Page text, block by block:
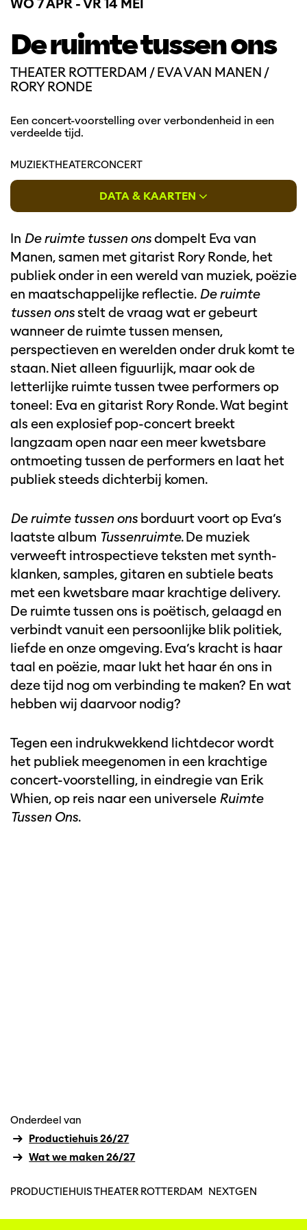
De ruimte tussen ons
THEATER ROTTERDAM / EVA VAN MANEN /
RORY RONDE
WO 7 APR - VR 14 MEI
Een concert-voorstelling over verbondenheid in een
verdeelde tijd.
MUZIEKTHEATERCONCERT
DATA & KAARTEN
In De ruimte tussen onsdompelt Eva van
Manen, samen met gitarist Rory Ronde, het
publiek onder in een wereld van muziek, poëzie
en maatschappelijke reflectie. De ruimte
tussen onsstelt de vraag wat er gebeurt
wanneer de ruimte tussen mensen,
perspectieven en werelden onder druk komt te
staan. Niet alleen figuurlijk, maar ook de
letterlijke ruimte tussen twee performers op
toneel: Eva en gitarist Rory Ronde. Wat begint
als een explosief pop-concert breekt
langzaam open naar een meer kwetsbare
ontmoeting tussen de performers en laat het
publiek steeds dichterbij komen.
De ruimte tussen ons borduurt voort op Eva’s
laatste album Tussenruimte. De muziek
verweeft introspectieve teksten met synth-
klanken, samples, gitaren en subtiele beats
met een kwetsbare maar krachtige delivery.
De ruimte tussen ons is poëtisch, gelaagd en
verbindt vanuit een persoonlijke blik politiek,
liefde en onze omgeving. Eva’s kracht is haar
taal en poëzie, maar lukt het haar én ons in
deze tijd nog om verbinding te maken? En wat
hebben wij daarvoor nodig?
Tegen een indrukwekkend lichtdecor wordt
het publiek meegenomen in een krachtige
concert-voorstelling, in eindregie van Erik
Whien, op reis naar een universele Ruimte
Tussen Ons.
Onderdeel van
Productiehuis 26/27
Wat we maken 26/27
PRODUCTIEHUIS THEATER ROTTERDAM NEXTGEN